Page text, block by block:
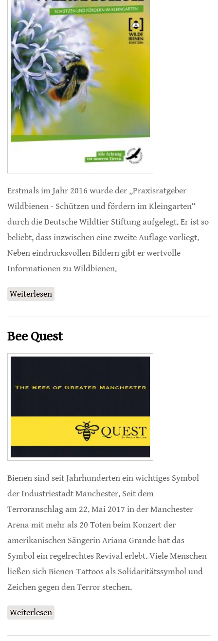
Erstmals im Jahr 2016 wurde der „Praxisratgeber
Wildbienen - Schützen und fördern im Kleingarten“
durch die Deutsche Wildtier Stiftung aufgelegt. Er ist so
beliebt, dass inzwischen eine zweite Auflage vorliegt.
Neben eindrucksvollen Bildern gibt er wertvolle
Informationen zu Wildbienen.
Weiterlesen
Bee Quest
Bienen sind seit Jahrhunderten ein wichtiges Symbol
der Industriestadt Manchester. Seit dem
Terroranschlag am 22. Mai 2017 in der Manchester
Arena mit mehr als 20 Toten beim Konzert der
amerikanischen Sängerin Ariana Grande hat das
Symbol ein regelrechtes Revival erlebt. Viele Menschen
ließen sich Bienen-Tattoos als Solidaritätssymbol und
Zeichen gegen den Terror stechen.
Weiterlesen